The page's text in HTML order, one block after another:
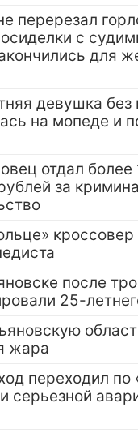
перерезал
с
для
девушка без
на мопеде и
отдал более
за
после
25-
жара
переходил по
серьезной